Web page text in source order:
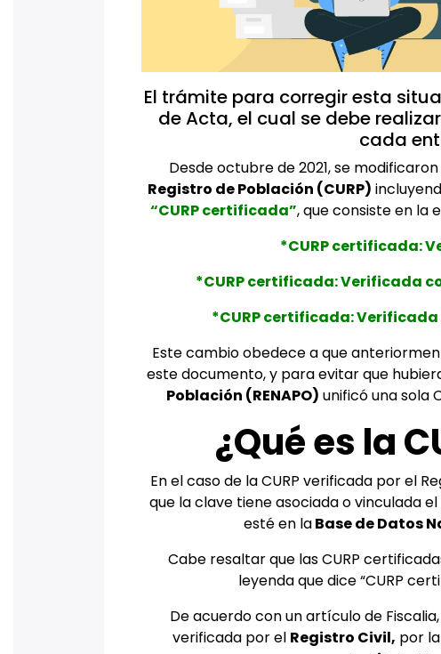
El trámite para corregir esta
de Acta, el cual se debe
cada
Desde octubre de 2021, se
Registro de Población (CURP)
“CURP certificada”, que consiste en la
*CURP certificada:
*CURP certificada: Verificada
*CURP certificada:
Este cambio obedece a que
este documento, y para evitar que
Población (RENAPO) unificó una sola
¿Qué es la
En el caso de la CURP verificada por el
que la clave tiene asociada o vinculada
esté en laBase de Datos
Cabe resaltar que las CURP
leyenda que dice “CURP
De acuerdo con un artículo de
verificada por el Registro Civil, por la